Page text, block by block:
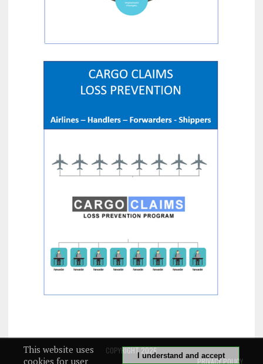
COPYRIGHT 2026
PRIVACY POLICY
I understand and accept
This website uses
cookies for user